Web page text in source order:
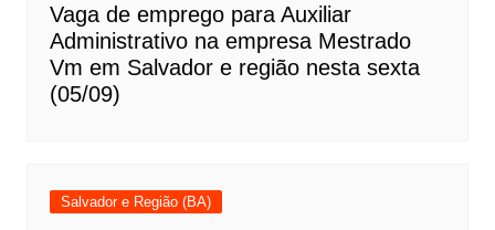
Vaga de emprego para Auxiliar
Administrativo na empresa Mestrado
Vm em Salvador e região nesta sexta
(05/09)
Salvador e Região (BA)